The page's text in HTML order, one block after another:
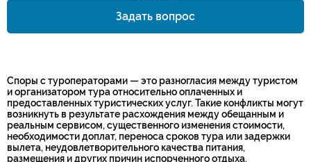
Номер телефона*
Задать вопрос
Споры с туроператорами — это разногласия между туристом
и организатором тура относительно оплаченных и
предоставленных туристических услуг. Такие конфликты могут
возникнуть в результате расхождения между обещанным и
реальным сервисом, существенного изменения стоимости,
необходимости доплат, переноса сроков тура или задержки
вылета, неудовлетворительного качества питания,
размещения и других причин испорченного отдыха.